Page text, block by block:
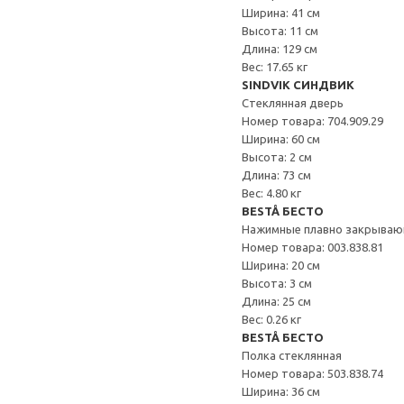
Ширина: 41 см
Высота: 11 см
Длина: 129 см
Вес: 17.65 кг
SINDVIK СИНДВИК
Стеклянная дверь
Номер товара: 704.909.29
Ширина: 60 см
Высота: 2 см
Длина: 73 см
Вес: 4.80 кг
BESTÅ БЕСТО
Нажимные плавно
Номер товара: 003.838.81
Ширина: 20 см
Высота: 3 см
Длина: 25 см
Вес: 0.26 кг
BESTÅ БЕСТО
Полка стеклянная
Номер товара: 503.838.74
Ширина: 36 см